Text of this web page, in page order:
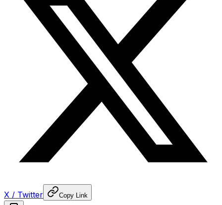
X / Twitter Copy Link